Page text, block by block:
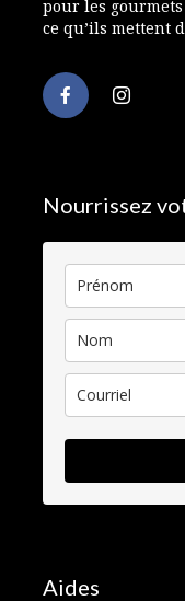
pour les
ce qu’ils mettent
Nourrissez
Aides